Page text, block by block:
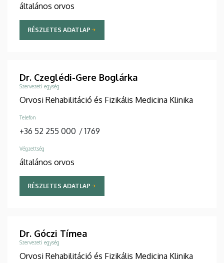
általános orvos
RÉSZLETES ADATLAP
Dr. Czeglédi-Gere Boglárka
Szervezeti egység
Orvosi Rehabilitáció és Fizikális Medicina Klinika
Telefon
+36 52 255 000 / 1769
Végzettség
általános orvos
RÉSZLETES ADATLAP
Dr. Góczi Tímea
Szervezeti egység
Orvosi Rehabilitáció és Fizikális Medicina Klinika